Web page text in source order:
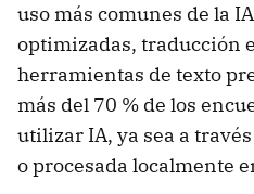
uso más comunes de la
optimizadas, traducción
herramientas de texto
más del 70 % de los
utilizar IA, ya sea a
o procesada localmente